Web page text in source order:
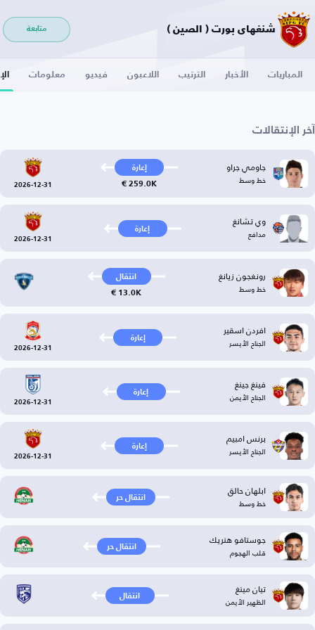
شنغهاي بورت ( الصين ) متابعة
المباريات الأخبار الترتيب اللاعبون فيديو معلومات
آخر الإنتقالات
جاومي جراو
خط وسط
إعارة
259.0K €
2026-12-31
وي تشانغ
مدافع إعارة
2026-12-31
رونغجون زيانغ
خط وسط
انتقال
13.0K €
افردن اسقير
الجناح الأيسر إعارة
2026-12-31
فينغ جينغ
الجناح الأيمن إعارة
2026-12-31
برنس امبيم
الجناح الأيسر إعارة
2026-12-31
ابلهان حالق
خط وسط انتقال حر
جوستافو هنريك
قلب الهجوم انتقال حر
تيان مينغ
الظهير الأيمن انتقال